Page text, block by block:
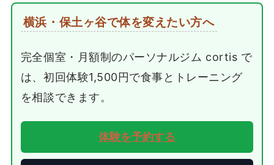
横浜・保土ヶ谷で体を変えたい方へ
完全個室・月額制のパーソナルジム cortis で
は、初回体験1,500円で食事とトレーニング
を相談できます。
体験を予約する